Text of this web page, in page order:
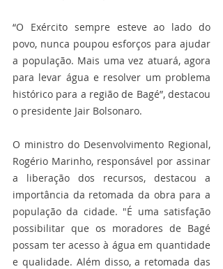
“O Exército sempre esteve ao lado do
povo, nunca poupou esforços para ajudar
a população. Mais uma vez atuará, agora
para levar água e resolver um problema
histórico para a região de Bagé”, destacou
o presidente Jair Bolsonaro.
O ministro do Desenvolvimento Regional,
Rogério Marinho, responsável por assinar
a liberação dos recursos, destacou a
importância da retomada da obra para a
população da cidade. "É uma satisfação
possibilitar que os moradores de Bagé
possam ter acesso à água em quantidade
e qualidade. Além disso, a retomada das